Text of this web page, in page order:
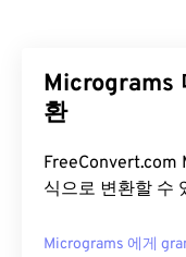
Micrograms
환
FreeConvert.com
식으로 변환할 수
Micrograms 에게